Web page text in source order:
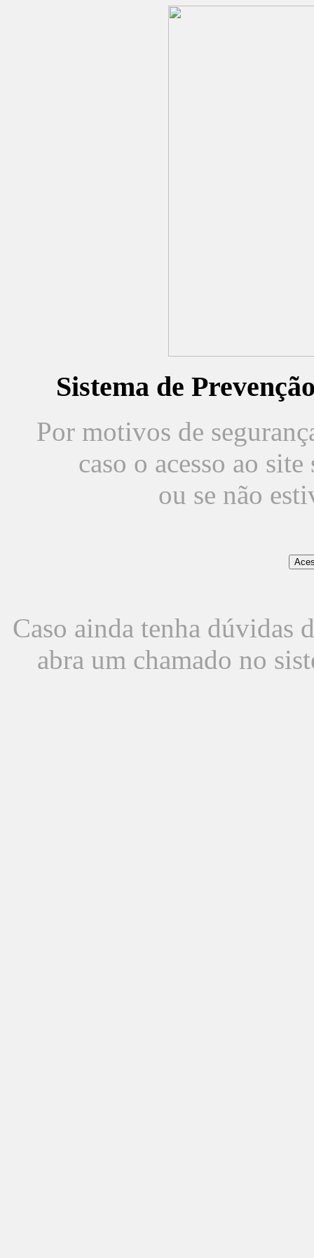
Sistema de
Por motivos de
caso o acesso ao
ou se não
Caso ainda tenha dúvidas
abra um chamado no